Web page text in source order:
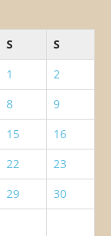
S
S
1
2
8
9
15
16
22
23
29
30